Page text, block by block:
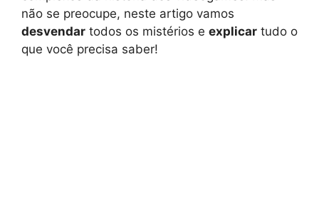
não se preocupe, neste artigo vamos
desvendar todos os mistérios e explicar tudo o
que você precisa saber!